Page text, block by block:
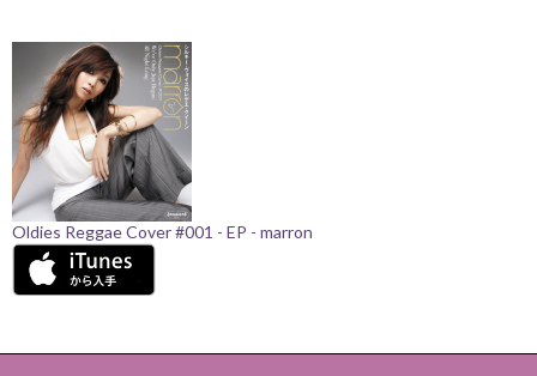
Oldies Reggae Cover #001 - EP - marron